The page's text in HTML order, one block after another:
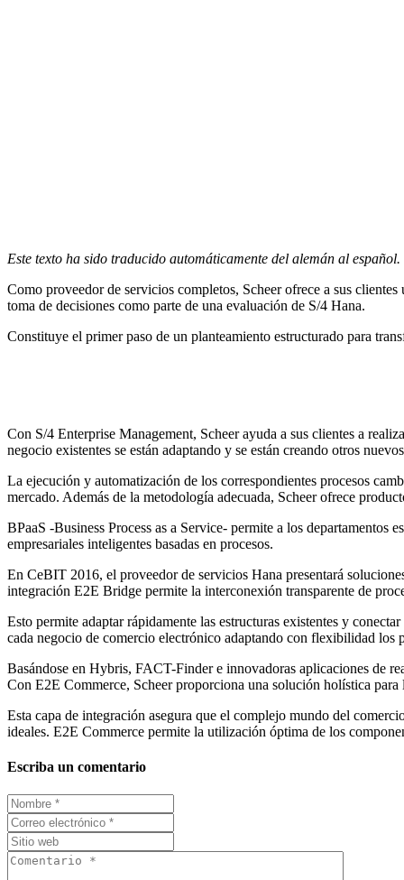
Este texto ha sido traducido automáticamente del alemán al español.
Como proveedor de servicios completos, Scheer ofrece a sus
toma de decisiones como parte de una evaluación de S/4 Hana.
Constituye el primer paso de un planteamiento estructurado para
Con S/4 Enterprise Management, Scheer ayuda a sus clientes a
negocio existentes se están adaptando y se están creando otros
La ejecución y automatización de los correspondientes procesos
mercado. Además de la metodología adecuada, Scheer ofrece
BPaaS -Business Process as a Service- permite a los departamentos
empresariales inteligentes basadas en procesos.
En CeBIT 2016, el proveedor de servicios Hana presentará
integración E2E Bridge permite la interconexión transparente de
Esto permite adaptar rápidamente las estructuras existentes y
cada negocio de comercio electrónico adaptando con flexibilidad los
Basándose en Hybris, FACT-Finder e innovadoras aplicaciones de
Con E2E Commerce, Scheer proporciona una solución holística
Esta capa de integración asegura que el complejo mundo del
ideales. E2E Commerce permite la utilización óptima de los
Escriba un comentario